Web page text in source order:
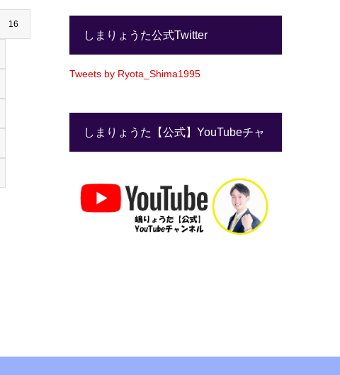
16
しまりょうた公式Twitter
Tweets by Ryota_Shima1995
しまりょうた【公式】YouTubeチャ